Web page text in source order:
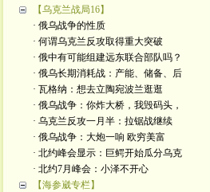
【乌克兰战局16】
· 俄乌战争的性质
· 何谓乌克兰反攻取得重大突破
· 俄中有可能组建远东联合部队吗？
· 俄乌长期消耗战：产能、储备、后
· 瓦格纳：想去立陶宛波兰逛逛
· 俄乌战争：你炸大桥，我毁码头，
· 乌克兰反攻一月半：拉锯战继续
· 俄乌战争：大炮一响 欧穷美富
· 北约峰会显示：巨鳄开始瓜分乌克
· 北约7月峰会：小泽不开心
【海参崴专栏】